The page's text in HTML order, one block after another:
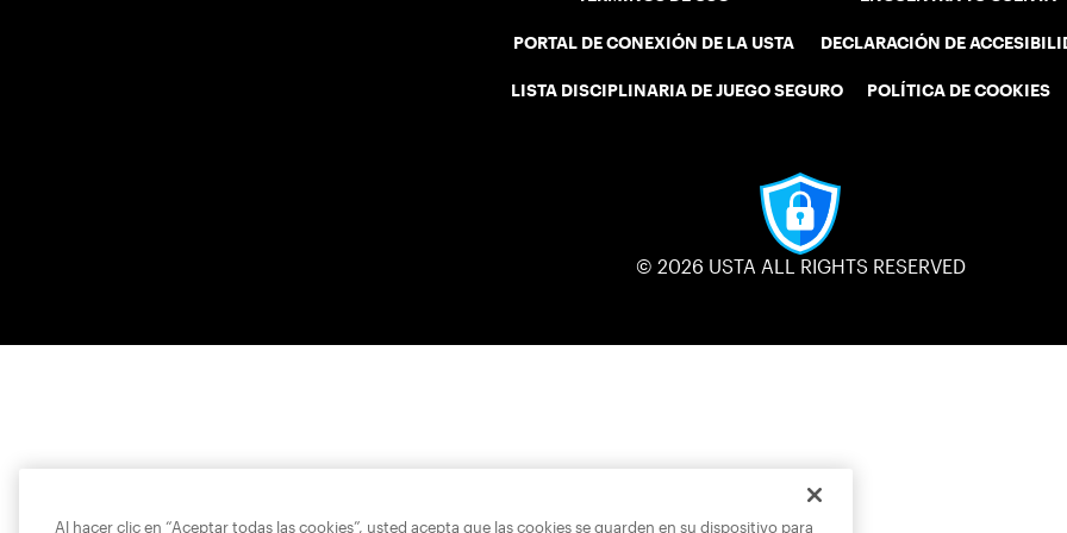
PORTAL DE CONEXIÓN DE LA USTA
LISTA DISCIPLINARIA DE JUEGO SEGURO
DECLARACIÓN DE
POLÍTICA DE COOKIES
© 2026 USTA ALL RIGHTS RESERVED
Al hacer clic en “Aceptar todas las cookies”, usted acepta que las cookies se guarden en su dispositivo para